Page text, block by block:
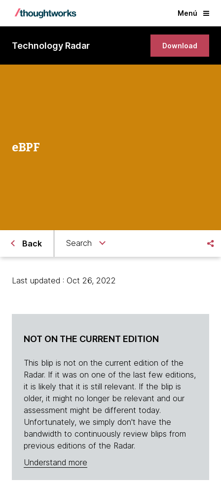
Menú
Technology Radar Download
eBPF
Back Search
Last updated : Oct 26, 2022
NOT ON THE CURRENT EDITION
This blip is not on the current edition of the
Radar. If it was on one of the last few editions,
it is likely that it is still relevant. If the blip is
older, it might no longer be relevant and our
assessment might be different today.
Unfortunately, we simply don't have the
bandwidth to continuously review blips from
previous editions of the Radar.
Understand more